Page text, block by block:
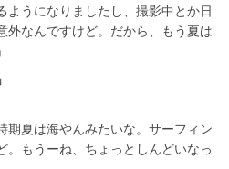
うになりましたし、撮影中とか日
外なんですけど。だから、もう夏は
期夏は海やんみたいな。サーフィン
。もうーね、ちょっとしんどいなっ